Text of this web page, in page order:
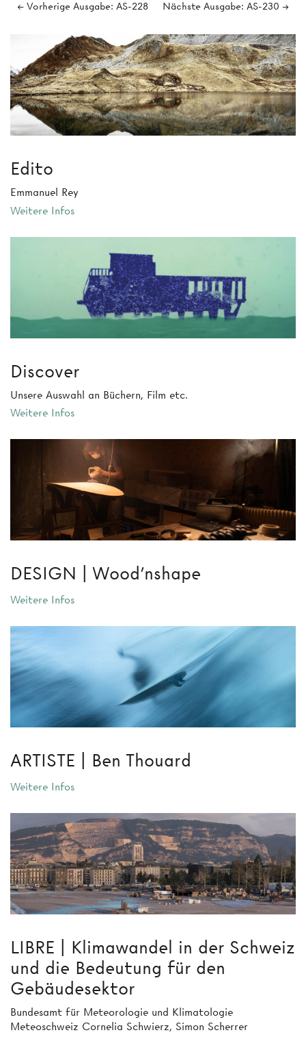
← Vorherige Ausgabe: AS-228 Nächste Ausgabe: AS-230 →
Edito
Emmanuel Rey
Weitere Infos
Discover
Unsere Auswahl an Büchern, Film etc.
Weitere Infos
DESIGN | Wood'nshape
Weitere Infos
ARTISTE | Ben Thouard
Weitere Infos
LIBRE | Klimawandel in der Schweiz
und die Bedeutung für den
Gebäudesektor
Bundesamt für Meteorologie und Klimatologie
Meteoschweiz Cornelia Schwierz, Simon Scherrer